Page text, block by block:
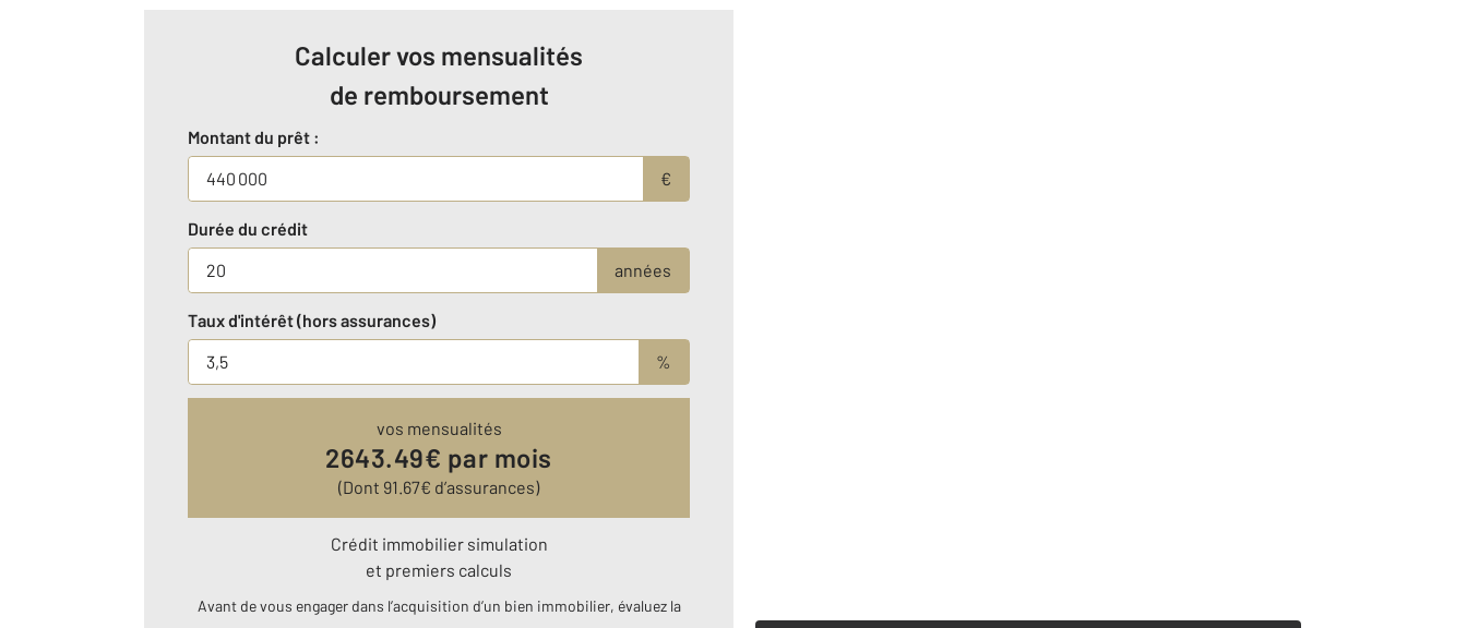
Calculer vos mensualités
de remboursement
Montant du prêt :
€
Durée du crédit
années
Taux d'intérêt (hors assurances)
%
vos mensualités
2643.49€ par mois
(Dont 91.67€ d’assurances)
Crédit immobilier simulation
et premiers calculs
Avant de vous engager dans l’acquisition d’un bien immobilier, évaluez la